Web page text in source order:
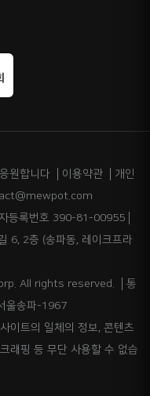
원합니다 이용약관
개인
등록번호 390-81-00955
6, 2층 (송파동, 레이크프라
All rights reserved.
통
울송파-1967
이트의 일체의 정보, 콘텐츠
래핑 등 무단 사용할 수 없습